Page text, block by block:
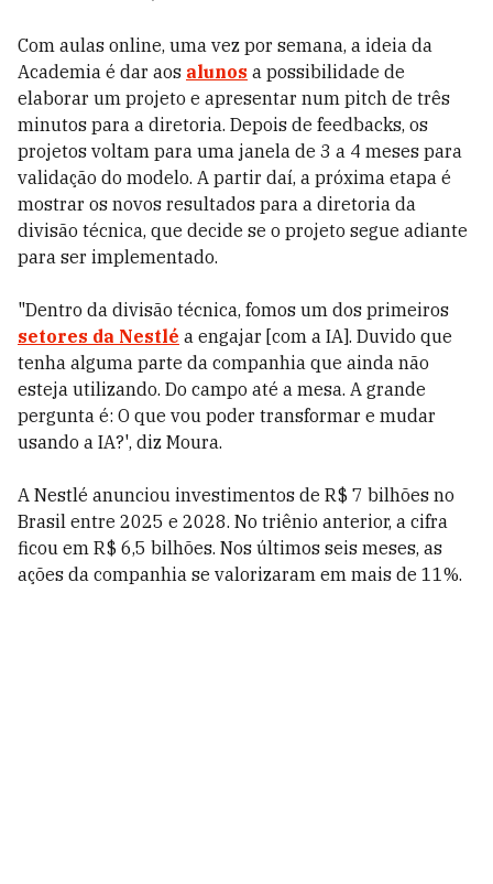
Com aulas online, uma vez por semana, a ideia da
Academia é dar aos alunos a possibilidade de
elaborar um projeto e apresentar num pitch de três
minutos para a diretoria. Depois de feedbacks, os
projetos voltam para uma janela de 3 a 4 meses para
validação do modelo. A partir daí, a próxima etapa é
mostrar os novos resultados para a diretoria da
divisão técnica, que decide se o projeto segue adiante
para ser implementado.
"Dentro da divisão técnica, fomos um dos primeiros
setores da Nestlé a engajar [com a IA]. Duvido que
tenha alguma parte da companhia que ainda não
esteja utilizando. Do campo até a mesa. A grande
pergunta é: O que vou poder transformar e mudar
usando a IA?', diz Moura.
A Nestlé anunciou investimentos de R$ 7 bilhões no
Brasil entre 2025 e 2028. No triênio anterior, a cifra
ficou em R$ 6,5 bilhões. Nos últimos seis meses, as
ações da companhia se valorizaram em mais de 11%.